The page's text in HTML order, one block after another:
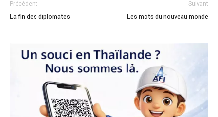
Précédent
La fin des diplomates
Suivant
Les mots du nouveau monde